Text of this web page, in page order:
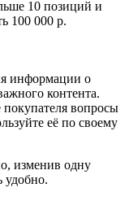
10 позиций и
100 000 р.
информации о
контента.
вопросы
её по своему
изменив одну
удобно.